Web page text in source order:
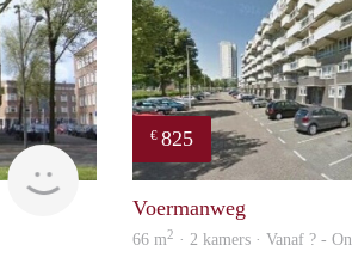
finder
€ 825
Voermanweg
66 m2 · 2 kamers · Vanaf ? -